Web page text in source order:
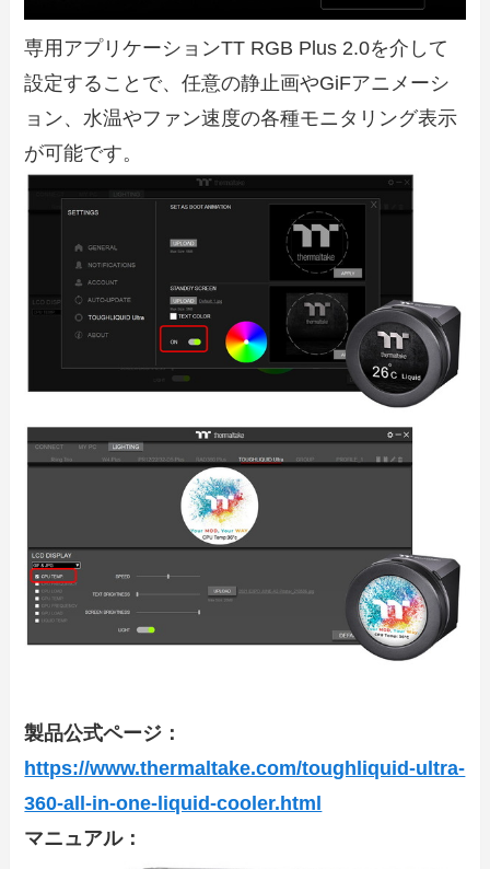
専用アプリケーションTT RGB Plus 2.0を介して
設定することで、任意の静止画やGiFアニメーシ
ョン、水温やファン速度の各種モニタリング表示
が可能です。
製品公式ページ：
https://www.thermaltake.com/toughliquid-ultra-
360-all-in-one-liquid-cooler.html
マニュアル：